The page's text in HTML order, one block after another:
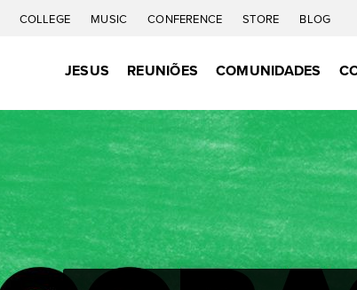
COLLEGE MUSIC CONFERENCE STORE BLOG
JESUS REUNIÕES COMUNIDADES